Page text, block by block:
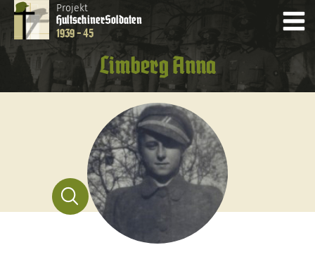
Projekt
HultschinerSoldaten
1939 - 45
Limberg Anna